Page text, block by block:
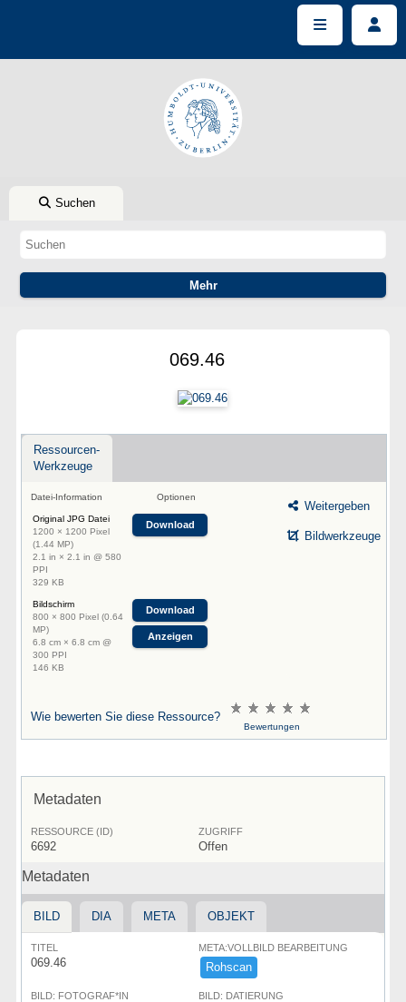
Suchen
069.46
Ressourcen-
Werkzeuge
Datei-Information Optionen
Original JPG Datei
1200 × 1200 Pixel
(1.44 MP)
2.1 in × 2.1 in @ 580
PPI
329 KB
Download
Bildschirm
800 × 800 Pixel (0.64
MP)
6.8 cm × 6.8 cm @
300 PPI
146 KB
Download
Anzeigen
Weitergeben
Bildwerkzeuge
Wie bewerten Sie diese Ressource?
Bewertungen
Metadaten
RESSOURCE (ID)
6692
ZUGRIFF
Offen
Metadaten
BILD DIA META OBJEKT
TITEL
069.46
META:VOLLBILD BEARBEITUNG
Rohscan
BILD: FOTOGRAF*IN BILD: DATIERUNG